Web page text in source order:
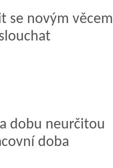
se novým věcem
dobu neurčitou
doba